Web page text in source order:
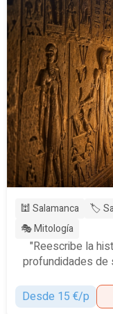
🕍 Salamanca 🏷️
🎭 Mitología
"Reescribe la
profundidades de
Desde 15 €/p